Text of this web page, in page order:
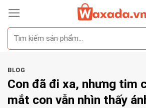
Skip
content
BLOG
Con đã đi xa, nhưng tim
mắt con vẫn nhìn thấy